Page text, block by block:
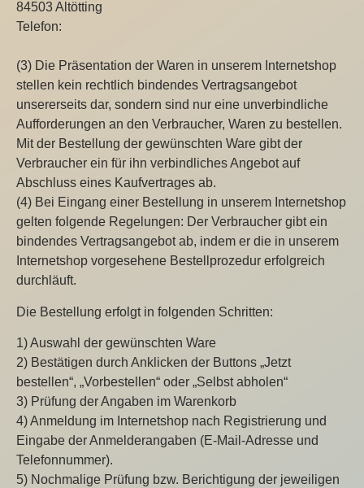
84503 Altötting
Telefon:
(3) Die Präsentation der Waren in unserem Internetshop
stellen kein rechtlich bindendes Vertragsangebot
unsererseits dar, sondern sind nur eine unverbindliche
Aufforderungen an den Verbraucher, Waren zu bestellen.
Mit der Bestellung der gewünschten Ware gibt der
Verbraucher ein für ihn verbindliches Angebot auf
Abschluss eines Kaufvertrages ab.
(4) Bei Eingang einer Bestellung in unserem Internetshop
gelten folgende Regelungen: Der Verbraucher gibt ein
bindendes Vertragsangebot ab, indem er die in unserem
Internetshop vorgesehene Bestellprozedur erfolgreich
durchläuft.
Die Bestellung erfolgt in folgenden Schritten:
1) Auswahl der gewünschten Ware
2) Bestätigen durch Anklicken der Buttons „Jetzt
bestellen“, „Vorbestellen“ oder „Selbst abholen“
3) Prüfung der Angaben im Warenkorb
4) Anmeldung im Internetshop nach Registrierung und
Eingabe der Anmelderangaben (E-Mail-Adresse und
Telefonnummer).
5) Nochmalige Prüfung bzw. Berichtigung der jeweiligen